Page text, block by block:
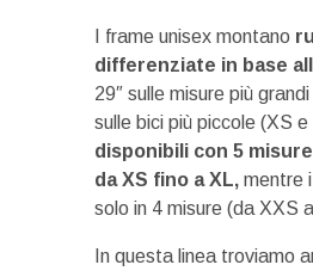
I frame unisex montano
differenziate in base
29″ sulle misure più
sulle bici più piccole (XS
disponibili con 5
da XS fino a XL, mentre
solo in 4 misure (da XXS
In questa linea troviamo